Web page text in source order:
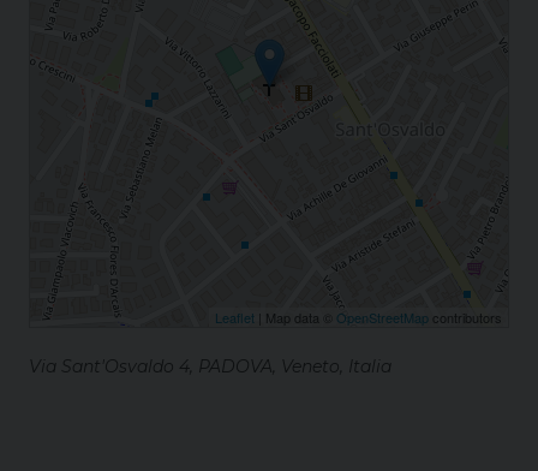
Leaflet | Map data © OpenStreetMap contributors
Via Sant'Osvaldo 4, PADOVA, Veneto, Italia